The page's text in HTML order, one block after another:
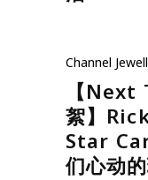
Channel
【
絮】
Star
们心动